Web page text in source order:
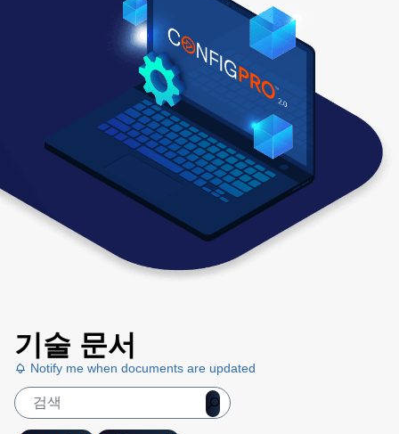
기술 문서
Notify me when documents are updated